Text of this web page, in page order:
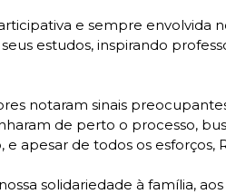
e sempre envolvida
estudos, inspirando
notaram sinais
de perto o processo,
apesar de todos os esforços,
solidariedade à família,